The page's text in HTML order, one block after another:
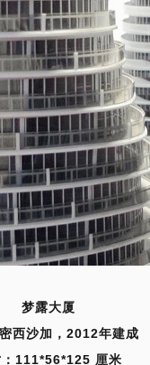
梦露大厦
西沙加，2012年建成
111*56*125 厘米